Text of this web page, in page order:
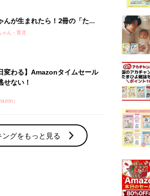
んが生まれたら！2冊の「たま
ゃん・育児
変わる】Amazonタイムセール
せない！
）
ングをもっと見る